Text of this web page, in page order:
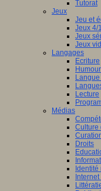
Tutorat
Jeux
Jeu et
Jeux 4/
Jeux
Jeux
Langages
Ecriture
Humour
Lecture
Médias
Culture
Droits